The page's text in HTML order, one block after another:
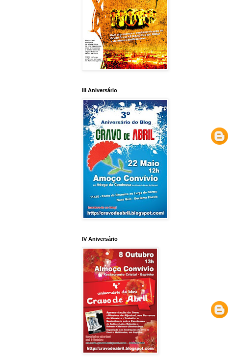
III Aniversário
IV Aniversário